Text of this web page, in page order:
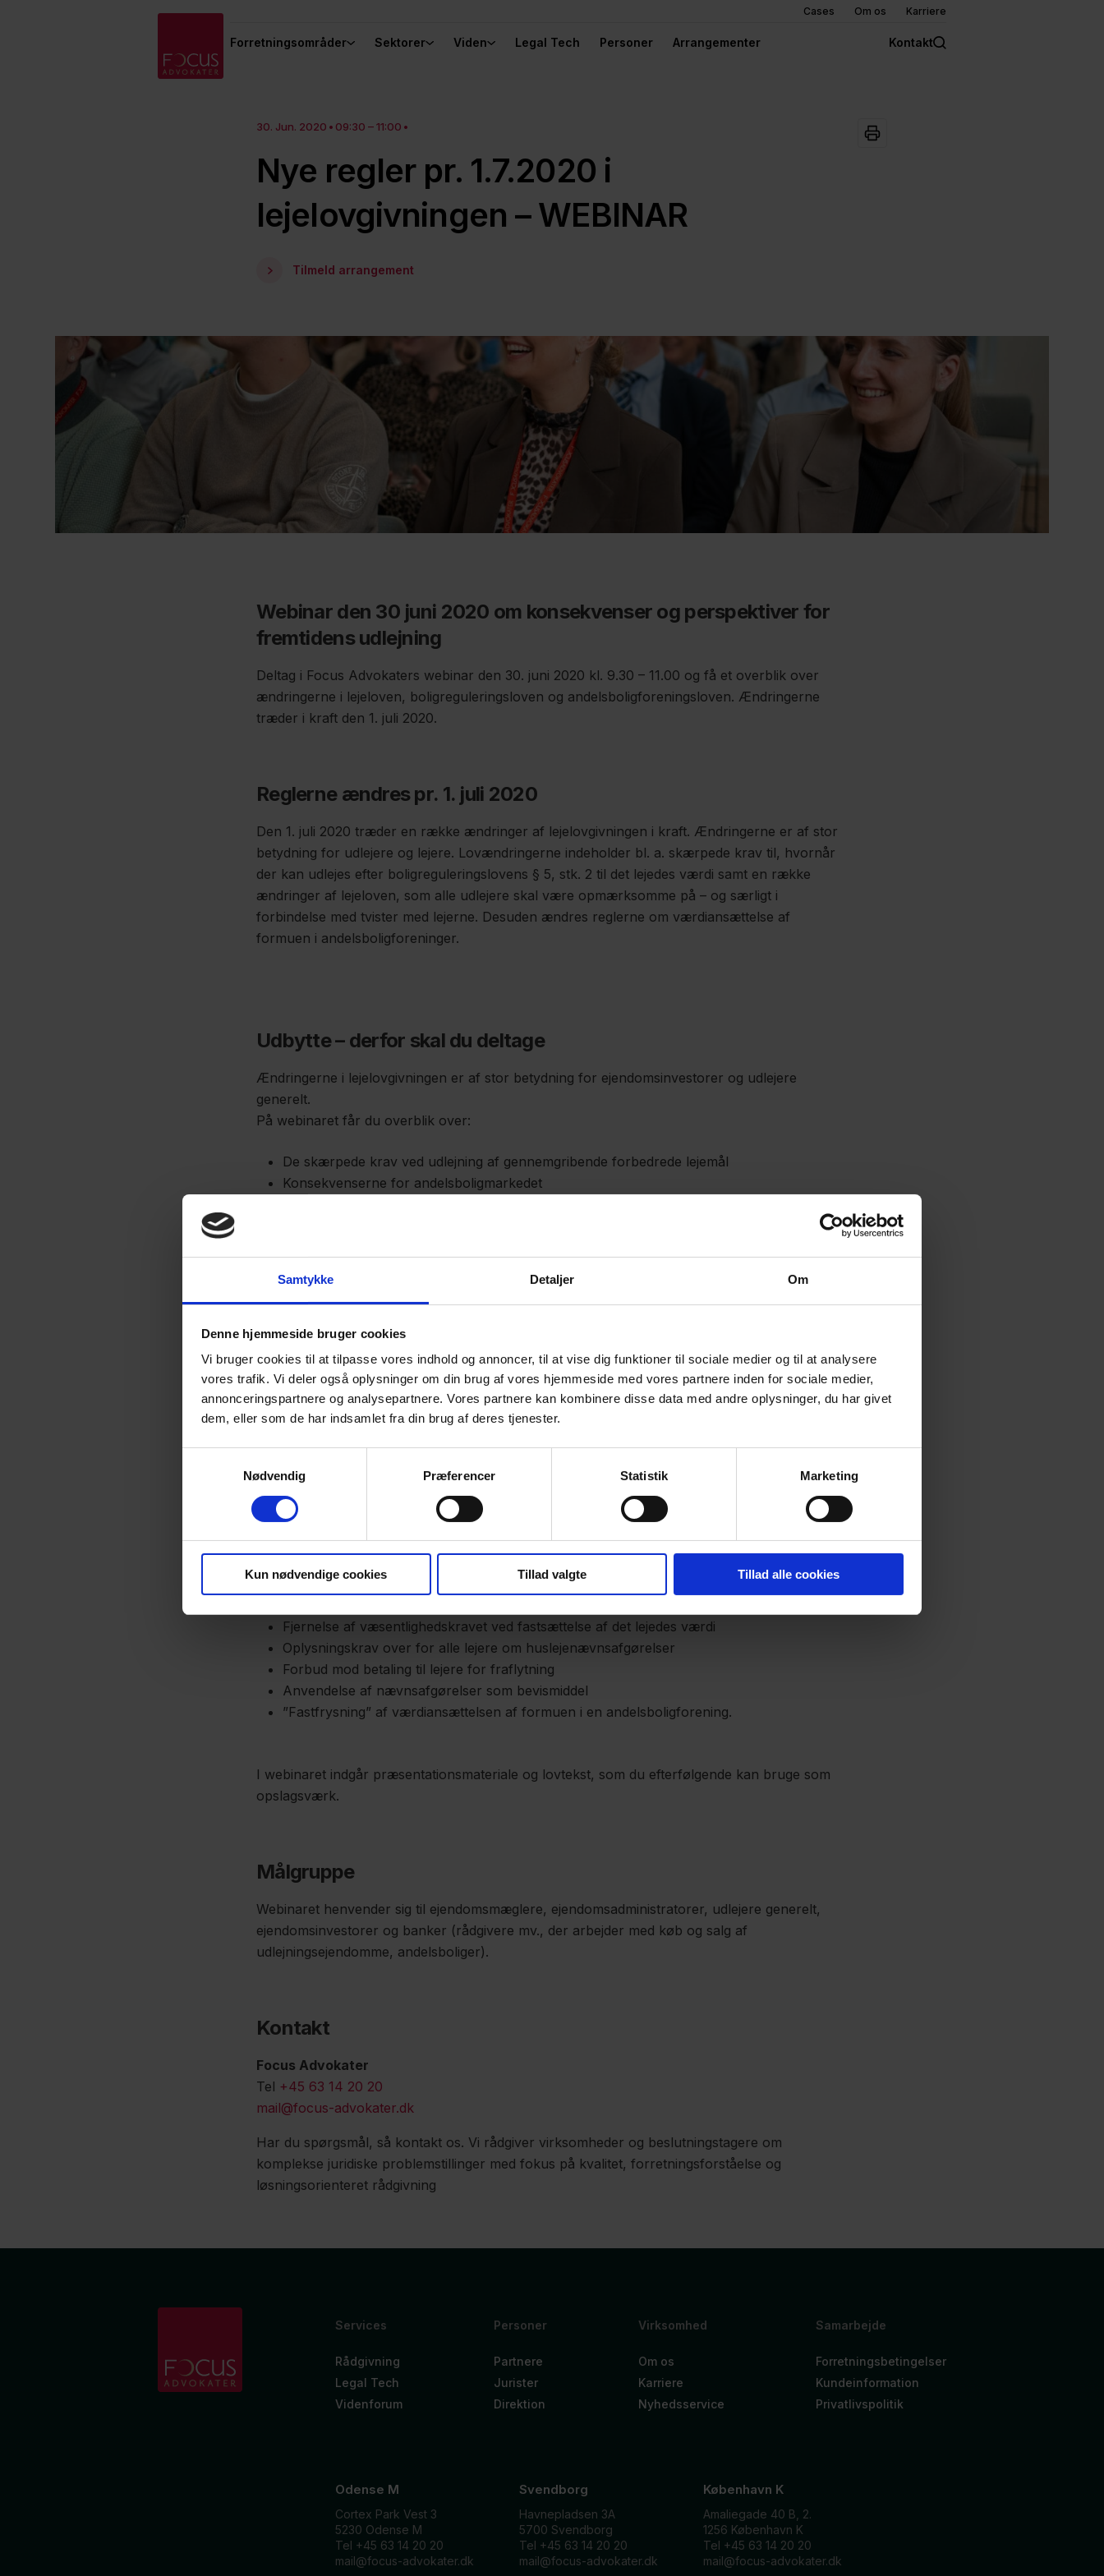
Samtykke Detaljer Om
Denne hjemmeside bruger cookies
Vi bruger cookies til at tilpasse vores indhold og annoncer, til at vise dig funktioner til sociale medier og til at analysere
vores trafik. Vi deler også oplysninger om din brug af vores hjemmeside med vores partnere inden for sociale medier,
annonceringspartnere og analysepartnere. Vores partnere kan kombinere disse data med andre oplysninger, du har givet
dem, eller som de har indsamlet fra din brug af deres tjenester.
Nødvendig
Præferencer Statistik Marketing
Kun nødvendige cookies Tillad valgte Tillad alle cookies
Cases Om os Karriere
Forretningsområder Sektorer Viden Legal Tech Personer Arrangementer Kontakt
30. Jun. 2020 09:30 – 11:00
Nye regler pr. 1.7.2020 i
lejelovgivningen – WEBINAR
Tilmeld arrangement
Webinar den 30 juni 2020 om konsekvenser og perspektiver for
fremtidens udlejning
Deltag i Focus Advokaters webinar den 30. juni 2020 kl. 9.30 – 11.00 og få et overblik over
ændringerne i lejeloven, boligreguleringsloven og andelsboligforeningsloven. Ændringerne
træder i kraft den 1. juli 2020.
Reglerne ændres pr. 1. juli 2020
Den 1. juli 2020 træder en række ændringer af lejelovgivningen i kraft. Ændringerne er af stor
betydning for udlejere og lejere. Lovændringerne indeholder bl. a. skærpede krav til, hvornår
der kan udlejes efter boligreguleringslovens § 5, stk. 2 til det lejedes værdi samt en række
ændringer af lejeloven, som alle udlejere skal være opmærksomme på – og særligt i
forbindelse med tvister med lejerne. Desuden ændres reglerne om værdiansættelse af
formuen i andelsboligforeninger.
Udbytte – derfor skal du deltage
Ændringerne i lejelovgivningen er af stor betydning for ejendomsinvestorer og udlejere
generelt.
På webinaret får du overblik over:
De skærpede krav ved udlejning af gennemgribende forbedrede lejemål
Konsekvenserne for andelsboligmarkedet
Tilmelding
OBS:Tilmelding kan ske fra Chrome, Firefox, Edge, Safari, iOS og AndroidOS.
Vi lukker for tilmelding, når webinaret er fyldt op.
På webinaret gennemgår vi ændringerne i lejelovgivningen pr. 1. juli 2020, herunder:
Skærpede energikrav ved udlejning efter BRL § 5, stk. 2
igangsættes
Fjernelse af væsentlighedskravet ved fastsættelse af det lejedes værdi
Oplysningskrav over for alle lejere om huslejenævnsafgørelser
Forbud mod betaling til lejere for fraflytning
Anvendelse af nævnsafgørelser som bevismiddel
”Fastfrysning” af værdiansættelsen af formuen i en andelsboligforening.
I webinaret indgår præsentationsmateriale og lovtekst, som du efterfølgende kan bruge som
opslagsværk.
Målgruppe
Webinaret henvender sig til ejendomsmæglere, ejendomsadministratorer, udlejere generelt,
ejendomsinvestorer og banker (rådgivere mv., der arbejder med køb og salg af
udlejningsejendomme, andelsboliger).
Kontakt
Focus Advokater
Tel +45 63 14 20 20
mail@focus-advokater.dk
Har du spørgsmål, så kontakt os. Vi rådgiver virksomheder og beslutningstagere om
komplekse juridiske problemstillinger med fokus på kvalitet, forretningsforståelse og
løsningsorienteret rådgivning
Services
Rådgivning
Legal Tech
Videnforum
Personer
Partnere
Jurister
Direktion
Virksomhed
Om os
Karriere
Nyhedsservice
Samarbejde
Forretningsbetingelser
Kundeinformation
Privatlivspolitik
Odense M
Cortex Park Vest 3
5230 Odense M
Tel +45 63 14 20 20
mail@focus-advokater.dk
Svendborg
Havnepladsen 3A
5700 Svendborg
Tel +45 63 14 20 20
mail@focus-advokater.dk
København K
Amaliegade 40 B, 2.
1256 København K
Tel +45 63 14 20 20
mail@focus-advokater.dk